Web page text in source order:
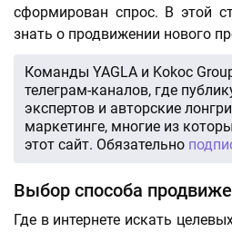
сформирован спрос. В этой
знать о продвижении нового
Команды YAGLA и Kokoc
телеграм-каналов, где
экспертов и авторские
маркетинге, многие из
этот сайт. Обязательно
Выбор способа
Где в интернете искать